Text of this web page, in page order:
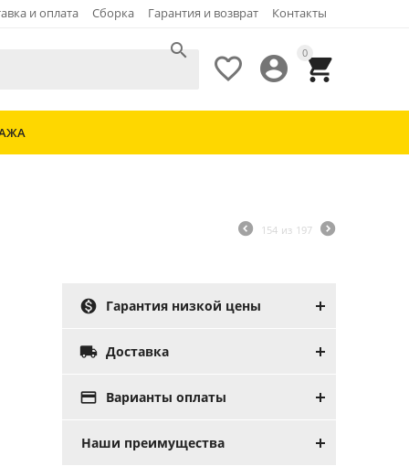
и оплата Сборка Гарантия и возврат Контакты
0



154 из 197
 Гарантия низкой цены
 Доставка
 Варианты оплаты
Наши преимущества